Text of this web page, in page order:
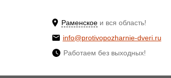
Раменское и вся область!
info@protivopozharnie-dveri.ru
Работаем без выходных!